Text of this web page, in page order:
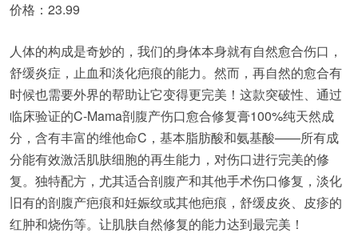
价格：23.99
人体的构成是奇妙的，我们的身体本身就有自然愈合伤口，
舒缓炎症，止血和淡化疤痕的能力。然而，再自然的愈合有
时候也需要外界的帮助让它变得更完美！这款突破性、通过
临床验证的C-Mama剖腹产伤口愈合修复膏100%纯天然成
分，含有丰富的维他命C，基本脂肪酸和氨基酸——所有成
分能有效激活肌肤细胞的再生能力，对伤口进行完美的修
复。独特配方，尤其适合剖腹产和其他手术伤口修复，淡化
旧有的剖腹产疤痕和妊娠纹或其他疤痕，舒缓皮炎、皮疹的
红肿和烧伤等。让肌肤自然修复的能力达到最完美！